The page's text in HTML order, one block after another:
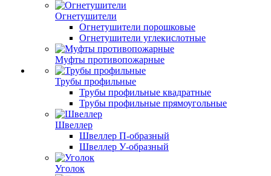
Огнетушители
Огнетушители порошковые
Огнетушители углекислотные
Муфты противопожарные
Трубы профильные
Трубы профильные квадратные
Трубы профильные прямоугольные
Швеллер
Швеллер П-образный
Швеллер У-образный
Уголок